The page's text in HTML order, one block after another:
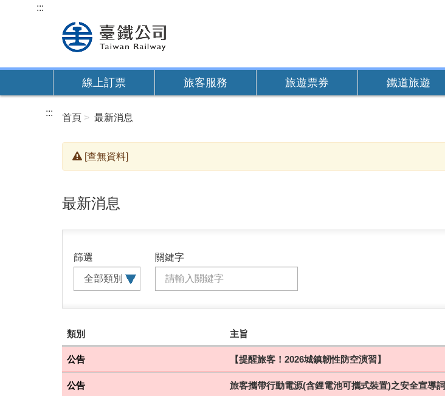
內
:::
線上訂票 旅客服務 旅遊票券 鐵道旅遊
::: 首頁 最新消息
[查無資料]
最新消息
篩選
關鍵字
建
議
搭
乘
車
類別 主旨
公告 【提醒旅客！2026城鎮韌性防空演習】
公告 旅客攜帶行動電源(含鋰電池可攜式裝置)之安全宣導詞